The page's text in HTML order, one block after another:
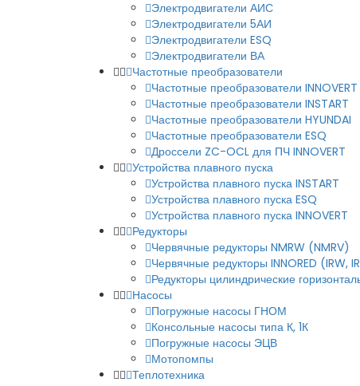
Электродвигатели АИС
Электродвигатели 5АИ
Электродвигатели ESQ
Электродвигатели ВА
Частотные преобразователи
Частотные преобразователи INNOVERT
Частотные преобразователи INSTART
Частотные преобразователи HYUNDAI
Частотные преобразователи ESQ
Дроссели ZC-OCL для ПЧ INNOVERT
Устройства плавного пуска
Устройства плавного пуска INSTART
Устройства плавного пуска ESQ
Устройства плавного пуска INNOVERT
Редукторы
Червячные редукторы NMRW (NMRV)
Червячные редукторы INNORED (IRW,
Редукторы цилиндрические
Насосы
Погружные насосы ГНОМ
Консольные насосы типа К, 1К
Погружные насосы ЭЦВ
Мотопомпы
Теплотехника